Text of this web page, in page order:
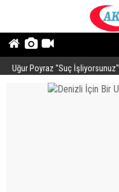
Uğur Poyraz ''Suç İşliyorsunuz''